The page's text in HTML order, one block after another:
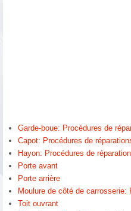
Garde-boue: Procédures de
Capot: Procédures de
Hayon: Procédures de
Porte avant
Porte arrière
Moulure de côté de carrosserie:
Toit ouvrant